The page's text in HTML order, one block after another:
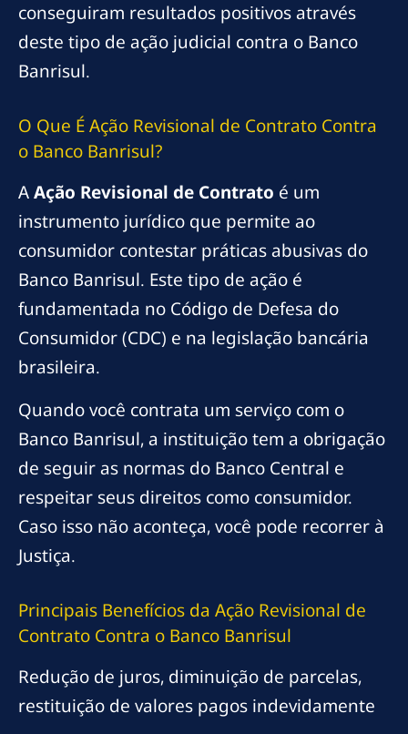
conseguiram resultados positivos através
deste tipo de ação judicial contra o Banco
Banrisul.
O Que É Ação Revisional de Contrato Contra
o Banco Banrisul?
AAção Revisional de Contrato é um
instrumento jurídico que permite ao
consumidor contestar práticas abusivas do
Banco Banrisul. Este tipo de ação é
fundamentada no Código de Defesa do
Consumidor (CDC) e na legislação bancária
brasileira.
Quando você contrata um serviço com o
Banco Banrisul, a instituição tem a obrigação
de seguir as normas do Banco Central e
respeitar seus direitos como consumidor.
Caso isso não aconteça, você pode recorrer à
Justiça.
Principais Benefícios da Ação Revisional de
Contrato Contra o Banco Banrisul
Redução de juros, diminuição de parcelas,
restituição de valores pagos indevidamente